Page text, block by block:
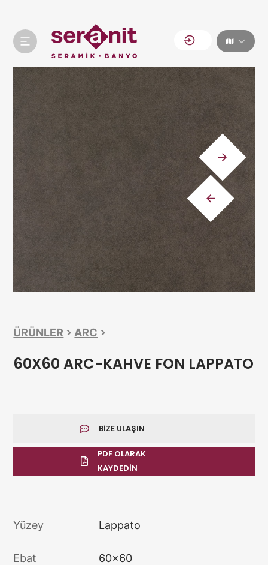
ÜRÜNLER >ARC >
60X60 ARC-KAHVE FON LAPPATO
BIZE ULAŞIN
PDF OLARAK
KAYDEDIN
Yüzey Lappato
Ebat 60x60